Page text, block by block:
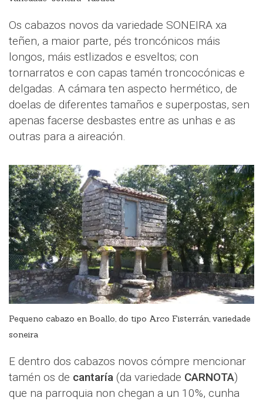
Os cabazos novos da variedade SONEIRA xa
teñen, a maior parte, pés troncónicos máis
longos, máis estlizados e esveltos; con
tornarratos e con capas tamén troncocónicas e
delgadas. A cámara ten aspecto hermético, de
doelas de diferentes tamaños e superpostas, sen
apenas facerse desbastes entre as unhas e as
outras para a aireación.
Pequeno cabazo en Boallo, do tipo Arco Fisterrán, variedade
soneira
E dentro dos cabazos novos cómpre mencionar
tamén os de cantaría (da variedade CARNOTA)
que na parroquia non chegan a un 10%, cunha